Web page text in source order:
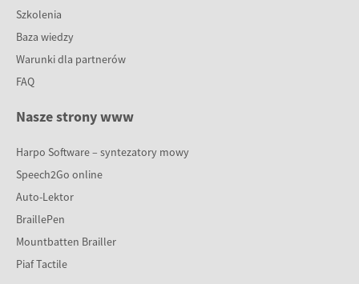
Szkolenia
Baza wiedzy
Warunki dla partnerów
FAQ
Nasze strony www
Harpo Software – syntezatory mowy
Speech2Go online
Auto-Lektor
BraillePen
Mountbatten Brailler
Piaf Tactile